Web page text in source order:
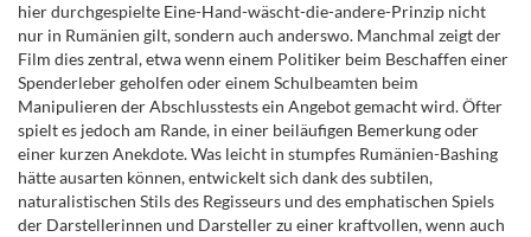
hier durchgespielte Eine-Hand-wäscht-die-andere-Prinzip nicht
nur in Rumänien gilt, sondern auch anderswo. Manchmal zeigt der
Film dies zentral, etwa wenn einem Politiker beim Beschaffen einer
Spenderleber geholfen oder einem Schulbeamten beim
Manipulieren der Abschlusstests ein Angebot gemacht wird. Öfter
spielt es jedoch am Rande, in einer beiläufigen Bemerkung oder
einer kurzen Anekdote. Was leicht in stumpfes Rumänien-Bashing
hätte ausarten können, entwickelt sich dank des subtilen,
naturalistischen Stils des Regisseurs und des emphatischen Spiels
der Darstellerinnen und Darsteller zu einer kraftvollen, wenn auch